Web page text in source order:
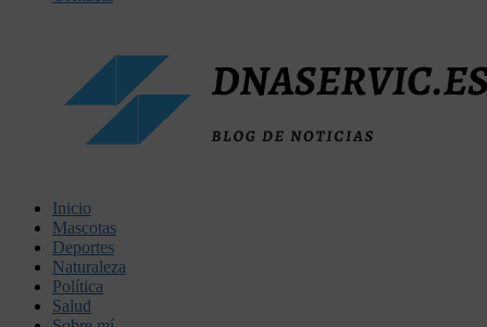
dnaservic.es
Inicio
Mascotas
Deportes
Naturaleza
Política
Salud